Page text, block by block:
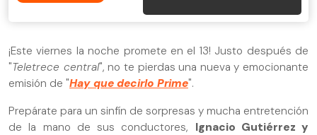
¡Este viernes la noche promete en el 13! Justo después de
"Teletrece central", no te pierdas una nueva y emocionante
emisión de "Hay que decirlo Prime".
Prepárate para un sinfín de sorpresas y mucha entretención
de la mano de sus conductores, Ignacio Gutiérrez y